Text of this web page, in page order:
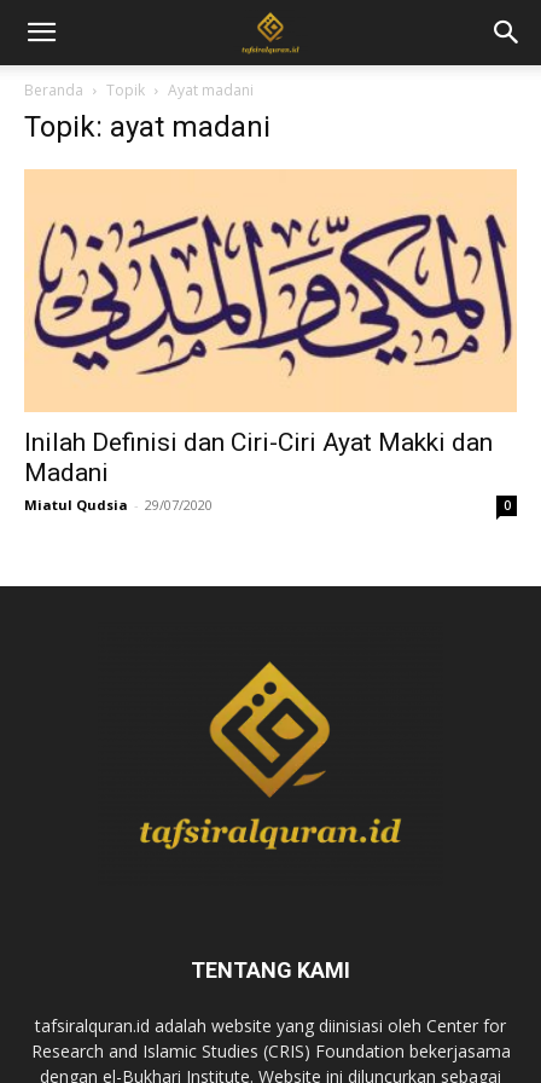
Beranda Topik Ayat madani
Topik: ayat madani
Inilah Definisi dan Ciri-Ciri Ayat Makki dan
Madani
Miatul Qudsia - 29/07/2020 0
TENTANG KAMI
tafsiralquran.id adalah website yang diinisiasi oleh Center for
Research and Islamic Studies (CRIS) Foundation bekerjasama
dengan el-Bukhari Institute. Website ini diluncurkan sebagai